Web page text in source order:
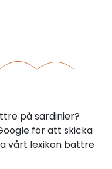
på sardinier?
för att skicka
vårt lexikon bättre